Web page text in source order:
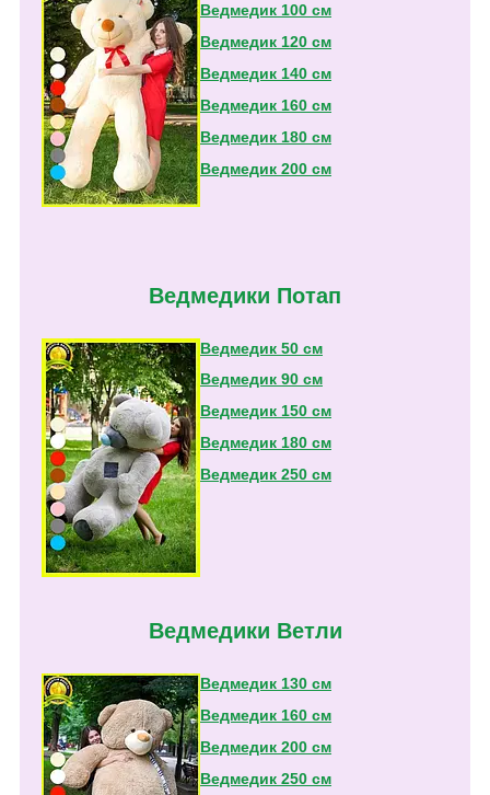
Ведмедик 100 см
Ведмедик 120 см
Ведмедик 140 см
Ведмедик 160 см
Ведмедик 180 см
Ведмедик 200 см
Ведмедики Потап
Ведмедик 50 см
Ведмедик 90 см
Ведмедик 150 см
Ведмедик 180 см
Ведмедик 250 см
Ведмедики Ветли
Ведмедик 130 см
Ведмедик 160 см
Ведмедик 200 см
Ведмедик 250 см